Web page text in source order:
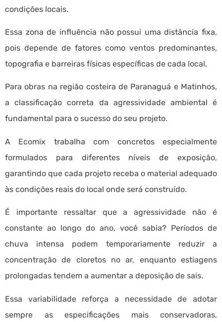
condições locais.
Essa zona de influência não possui uma distância fixa,
pois depende de fatores como ventos predominantes,
topografia e barreiras físicas específicas de cada local.
Para obras na região costeira de Paranaguá e Matinhos,
a classificação correta da agressividade ambiental é
fundamental para o sucesso do seu projeto.
A Ecomix trabalha com concretos especialmente
formulados para diferentes níveis de exposição,
garantindo que cada projeto receba o material adequado
às condições reais do local onde será construído.
É importante ressaltar que a agressividade não é
constante ao longo do ano, você sabia? Períodos de
chuva intensa podem temporariamente reduzir a
concentração de cloretos no ar, enquanto estiagens
prolongadas tendem a aumentar a deposição de sais.
Essa variabilidade reforça a necessidade de adotar
sempre as especificações mais conservadoras,